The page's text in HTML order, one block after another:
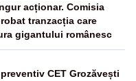
acționar. Comisia
tranzacția care
gigantului românesc
CET Grozăvești